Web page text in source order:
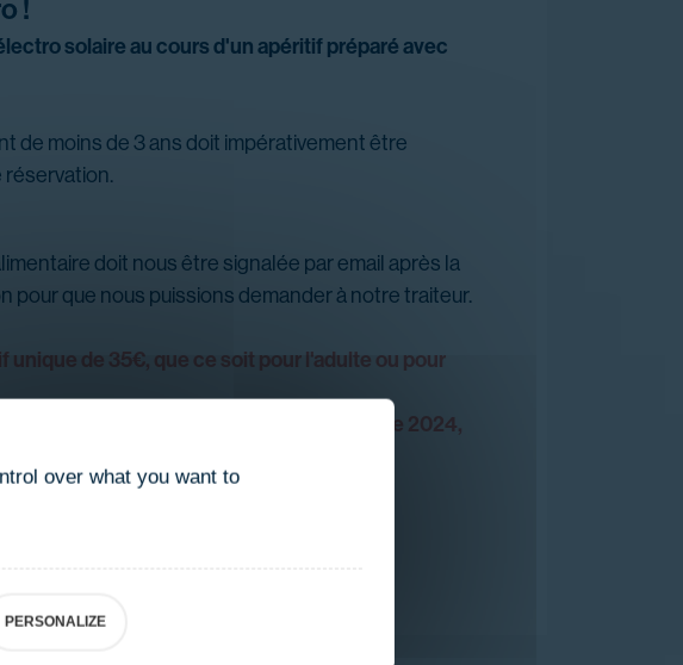
!
solaire au cours d'un apéritif préparé avec
de moins de 3 ans doit impérativement être
réservation.
doit nous être signalée par email après la
pour que nous puissions demander à notre traiteur.
unique de 35€, que ce soit pour l'adulte ou pour
un coffret cadeau acheté avant octobre 2024,
20:00 à 21:30
over what you want to
PERSONALIZE